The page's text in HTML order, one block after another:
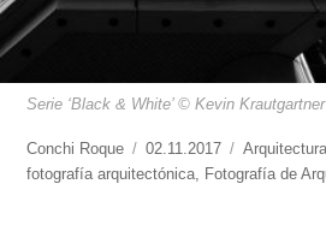
Serie ‘Black & White’ © Kevin Krautgartner
https://www.experimenta.es/author/conchi-
roque/
Conchi Roque
Publicado
el
02.11.2017 Categorías
Arquitectura
fotografía arquitectónica
Fotografía de